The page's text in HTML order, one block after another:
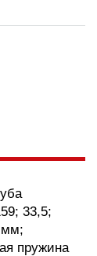
33,5;
мм;
пружина